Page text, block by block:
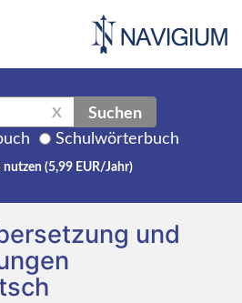
X Suchen
Schulwörterbuch
(5,99 EUR/Jahr)
und